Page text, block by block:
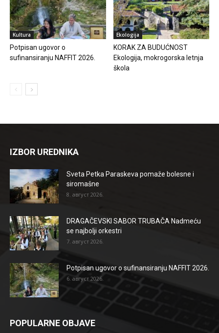
Kultura
Potpisan ugovor o
sufinansiranju NAFFIT 2026.
Ekologija
KORAK ZA BUDUĆNOST
Ekologija, mokrogorska letnja
škola
IZBOR UREDNIKA
Sveta Petka Paraskeva pomaže bolesne i
siromašne
8. август 2026.
DRAGAČEVSKI SABOR TRUBAČA Nadmeću
se najbolji orkestri
7. август 2026.
Potpisan ugovor o sufinansiranju NAFFIT 2026.
6. август 2026.
POPULARNE OBJAVE